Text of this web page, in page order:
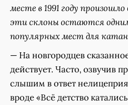
месте в 1991 году
эти склоны остаются
популярных мест для
— На новгородцев
действует. Часто, озвучив
слышим в ответ
вроде «Всё детство